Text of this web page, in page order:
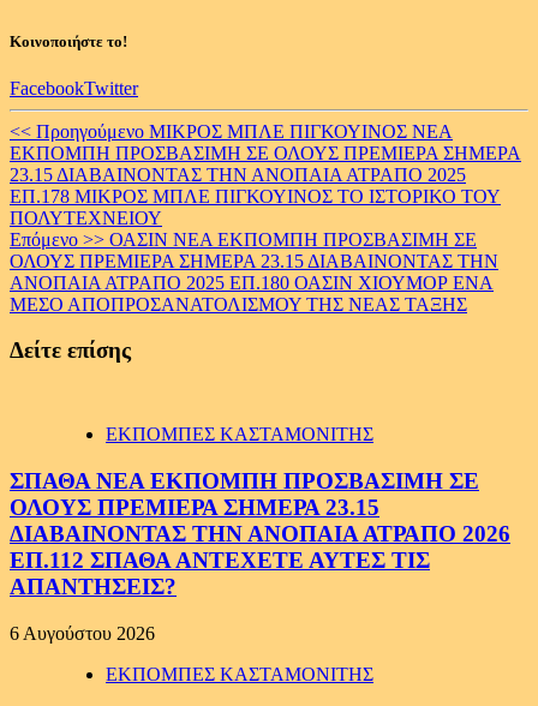
Κοινοποιήστε το!
FacebookTwitter
Continue
Reading
<< Προηγούμενο ΜΙΚΡΟΣ ΜΠΛΕ ΠΙΓΚΟΥΙΝΟΣ ΝΕΑ
ΕΚΠΟΜΠΗ ΠΡΟΣΒΑΣΙΜΗ ΣΕ ΟΛΟΥΣ ΠΡΕΜΙΕΡΑ ΣΗΜΕΡΑ
23.15 ΔΙΑΒΑΙΝΟΝΤΑΣ ΤΗΝ ΑΝΟΠΑΙΑ ΑΤΡΑΠΟ 2025
ΕΠ.178 ΜΙΚΡΟΣ ΜΠΛΕ ΠΙΓΚΟΥΙΝΟΣ ΤΟ ΙΣΤΟΡΙΚΟ ΤΟΥ
ΠΟΛΥΤΕΧΝΕΙΟΥ
Επόμενο >> ΟΑΣΙΝ ΝΕΑ ΕΚΠΟΜΠΗ ΠΡΟΣΒΑΣΙΜΗ ΣΕ
ΟΛΟΥΣ ΠΡΕΜΙΕΡΑ ΣΗΜΕΡΑ 23.15 ΔΙΑΒΑΙΝΟΝΤΑΣ ΤΗΝ
ΑΝΟΠΑΙΑ ΑΤΡΑΠΟ 2025 ΕΠ.180 ΟΑΣΙΝ ΧΙΟΥΜΟΡ ΕΝΑ
ΜΕΣΟ ΑΠΟΠΡΟΣΑΝΑΤΟΛΙΣΜΟΥ ΤΗΣ ΝΕΑΣ ΤΑΞΗΣ
Δείτε επίσης
ΕΚΠΟΜΠΕΣ ΚΑΣΤΑΜΟΝΙΤΗΣ
ΣΠΑΘΑ ΝΕΑ ΕΚΠΟΜΠΗ ΠΡΟΣΒΑΣΙΜΗ ΣΕ
ΟΛΟΥΣ ΠΡΕΜΙΕΡΑ ΣΗΜΕΡΑ 23.15
ΔΙΑΒΑΙΝΟΝΤΑΣ ΤΗΝ ΑΝΟΠΑΙΑ ΑΤΡΑΠΟ 2026
ΕΠ.112 ΣΠΑΘΑ ΑΝΤΕΧΕΤΕ ΑΥΤΕΣ ΤΙΣ
ΑΠΑΝΤΗΣΕΙΣ?
6 Αυγούστου 2026
ΕΚΠΟΜΠΕΣ ΚΑΣΤΑΜΟΝΙΤΗΣ